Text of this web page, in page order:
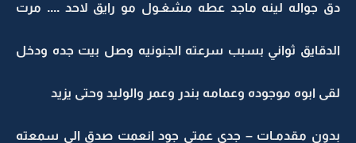
دق جواله لينه ماجد عطه مشغـول مو رايق لاحد .... مرت
الدقايق ثواني بسبب سرعته الجنونيه وصل بيت جده ودخل
لقى ابوه موجوده وعمامه بندر وعمر والوليد وحتى يزيد
بدون مقدمـات – جدي عمتي جود انعمت صدق الي سمعته